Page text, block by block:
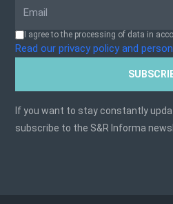
I agree to the processing of data in
Read our privacy policy and
If you want to stay constantly
subscribe to the S&R Informa